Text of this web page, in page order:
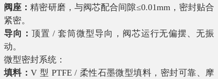
阀座：精密研磨，与阀芯配合间隙≤0.01mm，密封贴合
紧密。
导向： 顶置 / 套筒微型导向，阀芯运行无偏摆、无振
动。
微型密封系统：
填料：V 型 PTFE / 柔性石墨微型填料，密封可靠、摩